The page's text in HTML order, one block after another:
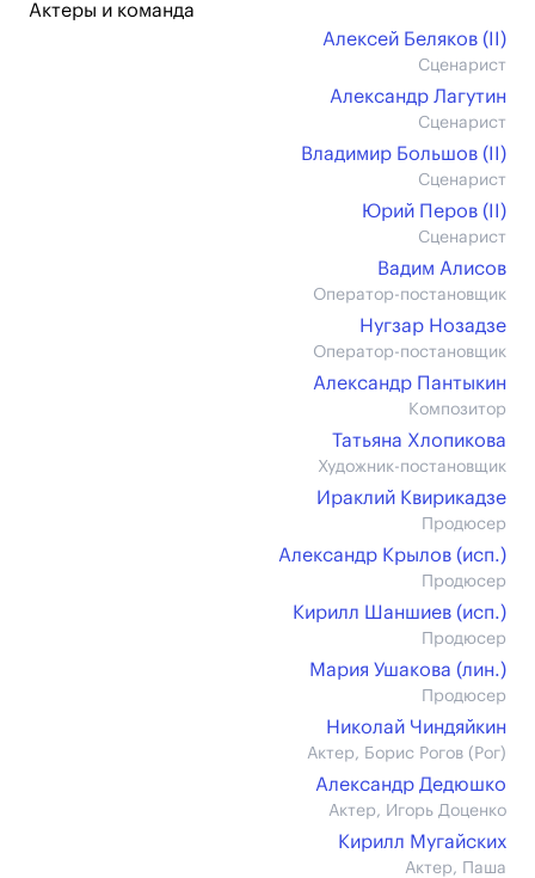
Актеры и команда
Алексей Беляков (II)
Сценарист
Александр Лагутин
Сценарист
Владимир Большов (II)
Сценарист
Юрий Перов (II)
Сценарист
Вадим Алисов
Оператор-постановщик
Нугзар Нозадзе
Оператор-постановщик
Александр Пантыкин
Композитор
Татьяна Хлопикова
Художник-постановщик
Ираклий Квирикадзе
Продюсер
Александр Крылов (иcп.)
Продюсер
Кирилл Шаншиев (иcп.)
Продюсер
Мария Ушакова (лин.)
Продюсер
Николай Чиндяйкин
Актер, Борис Рогов (Рог)
Александр Дедюшко
Актер, Игорь Доценко
Кирилл Мугайских
Актер, Паша